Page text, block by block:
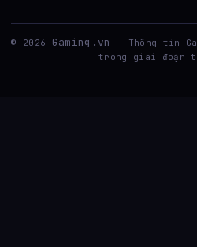
© 2026 Gaming.vn
— Thông tin
trong giai đoạn